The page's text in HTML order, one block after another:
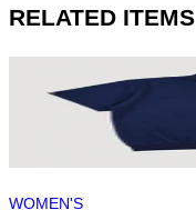
RELATED ITEMS
WOMEN'S